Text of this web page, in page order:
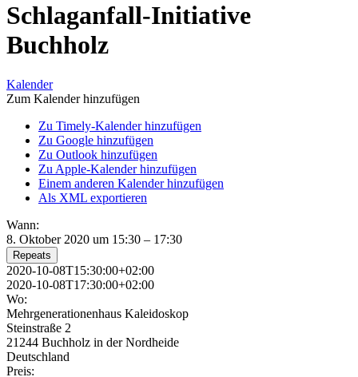
Schlaganfall-Initiative
Buchholz
Kalender
Zum Kalender hinzufügen
Zu Timely-Kalender hinzufügen
Zu Google hinzufügen
Zu Outlook hinzufügen
Zu Apple-Kalender hinzufügen
Einem anderen Kalender hinzufügen
Als XML exportieren
Wann:
8. Oktober 2020 um 15:30 – 17:30
Repeats
2020-10-08T15:30:00+02:00
2020-10-08T17:30:00+02:00
Wo:
Mehrgenerationenhaus Kaleidoskop
Steinstraße 2
21244 Buchholz in der Nordheide
Deutschland
Preis: